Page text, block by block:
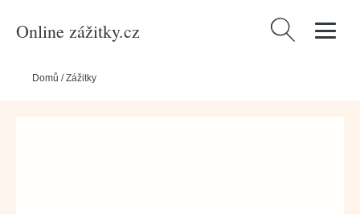
Online zážitky.cz Vyhledávání
Domů /Zážitky